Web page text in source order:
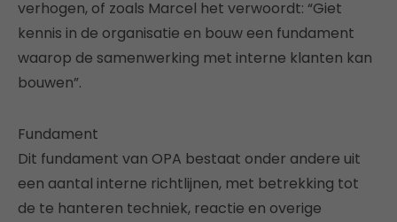
verhogen, of zoals Marcel het verwoordt: “Giet
kennis in de organisatie en bouw een fundament
waarop de samenwerking met interne klanten kan
bouwen”.
Fundament
Dit fundament van OPA bestaat onder andere uit
een aantal interne richtlijnen, met betrekking tot
de te hanteren techniek, reactie en overige